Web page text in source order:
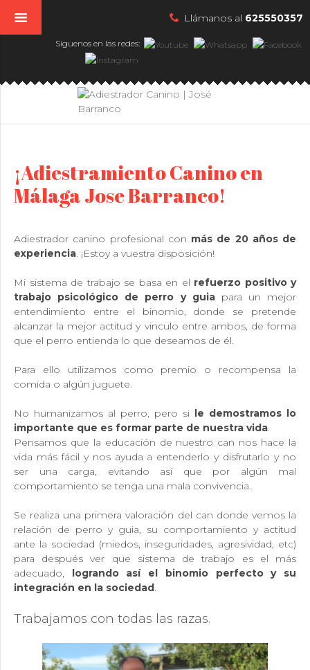
Llámanos al 625550357
Síguenos en las redes:
¡Adiestramiento Canino en
Málaga Jose Barranco!
Adiestrador canino profesional con más de 20 años de
experiencia. ¡Estoy a vuestra disposición!
Mi sistema de trabajo se basa en el refuerzo positivo y
trabajo psicológico de perro y guiapara un mejor
entendimiento entre el binomio, donde se pretende
alcanzar la mejor actitud y vinculo entre ambos, de forma
que el perro entienda lo que deseamos de él.
Para ello utilizamos como premio o recompensa la
comida o algún juguete.
No humanizamos al perro, pero si le demostramos lo
importante que es formar parte de nuestra vida.
Pensamos que la educación de nuestro can nos hace la
vida más fácil y nos ayuda a entenderlo y disfrutarlo y no
ser una carga, evitando así que por algún mal
comportamiento se tenga una mala convivencia.
Se realiza una primera valoración del can donde vemos la
relación de perro y guia, su comportamiento y actitud
ante la sociedad (miedos, inseguridades, agresividad, etc)
para después ver que sistema de trabajo es el más
adecuado, logrando así el binomio perfecto y su
integración en la sociedad.
Trabajamos con todas las razas.